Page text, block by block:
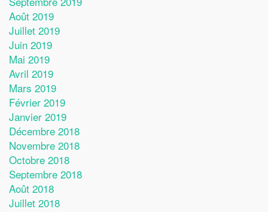
Août 2019
Juillet 2019
Juin 2019
Mai 2019
Avril 2019
Mars 2019
Février 2019
Janvier 2019
Décembre 2018
Novembre 2018
Octobre 2018
Septembre 2018
Août 2018
Juillet 2018